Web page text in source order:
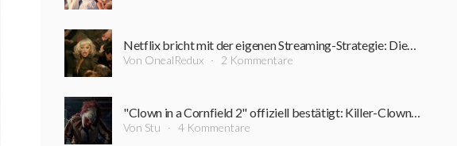
Netflix bricht mit der eigenen Streaming-Strategie: Dieser Film bleibt rekordverdächtig lange im Kino
Von OnealRedux 2 Kommentare
"Clown in a Cornfield 2" offiziell bestätigt: Killer-Clown kehrt zurück
Von Stu 4 Kommentare